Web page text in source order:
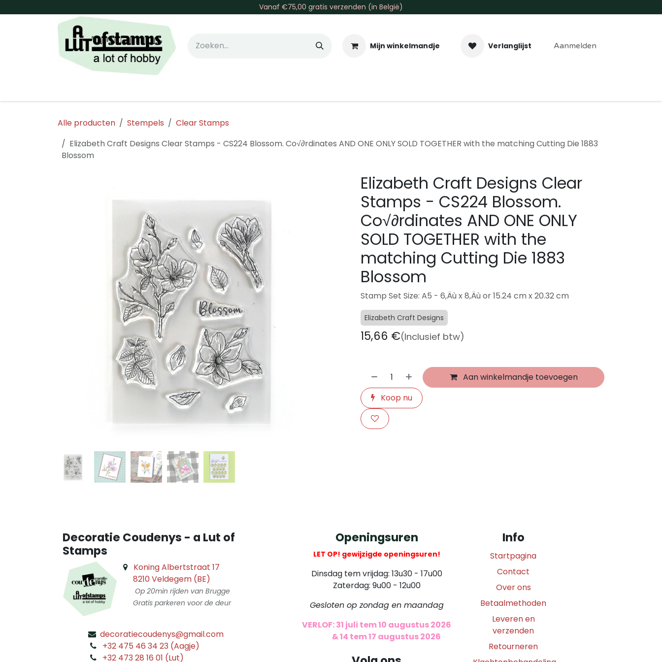
Vanaf €75,00 gratis verzenden (in België)
Mijn winkelmandje Verlanglijst Aanmelden
Alle producten Stempels
Clear Stamps
Elizabeth Craft Designs Clear Stamps - CS224 Blossom. Co√∂rdinates AND ONE ONLY SOLD TOGETHER with the matching Cutting Die 1883
Blossom
Elizabeth Craft Designs Clear
Stamps - CS224 Blossom.
Co√∂rdinates AND ONE ONLY
SOLD TOGETHER with the
matching Cutting Die 1883
Blossom
Stamp Set Size: A5 - 6‚Äù x 8‚Äù or 15.24 cm x 20.32 cm
Elizabeth Craft Designs
15,66 €(Inclusief btw)
Aan winkelmandje toevoegen
Koop nu
Decoratie Coudenys - a Lut of
Stamps
Koning Albertstraat 17
8210 Veldegem (BE)
Op 20min rijden van Brugge
Gratis parkeren voor de deur
decoratiecoudenys@gmail.com
+32 475 46 34 23 (Aagje)
+32 473 28 16 01 (Lut)
Openingsuren
LET OP! gewijzigde openingsuren!
Dinsdag tem vrijdag: 13u30 - 17u00
Zaterdag: 9u00 - 12u00
Gesloten op zondag en maandag
VERLOF: 31 juli tem 10 augustus 2026
& 14 tem 17 augustus 2026
Info
Startpagina
Contact
Over ons
Betaalmethoden
Leveren en
verzenden
Retourneren